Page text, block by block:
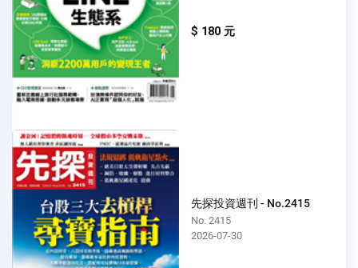
$ 180 元
先探投資週刊 - No.2415
No. 2415
2026-07-30